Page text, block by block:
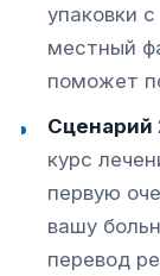
упаковки
местный
поможет
Сценарий
курс
первую
вашу
перевод